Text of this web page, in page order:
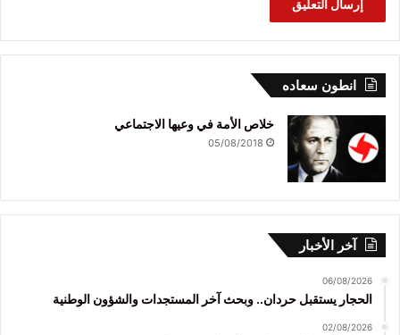
انطون سعاده
خلاص الأمة في وعيها الاجتماعي
05/08/2018
آخر الأخبار
06/08/2026
الحجار يستقبل حردان.. وبحث آخر المستجدات والشؤون الوطنية
02/08/2026